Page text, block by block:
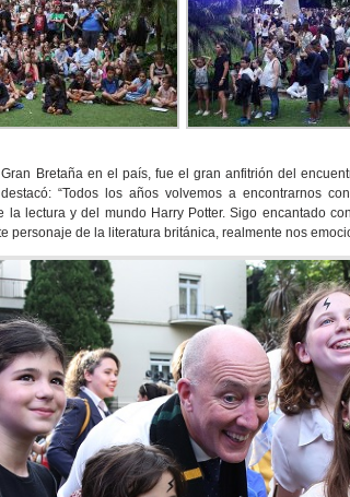
Bretaña en el país, fue el gran anfitrión del
“Todos los años volvemos a encontrarnos
la lectura y del mundo Harry Potter. Sigo encantado
personaje de la literatura británica, realmente nos